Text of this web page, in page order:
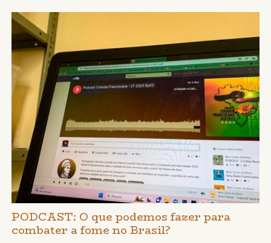
PODCAST: O que podemos fazer para
combater a fome no Brasil?